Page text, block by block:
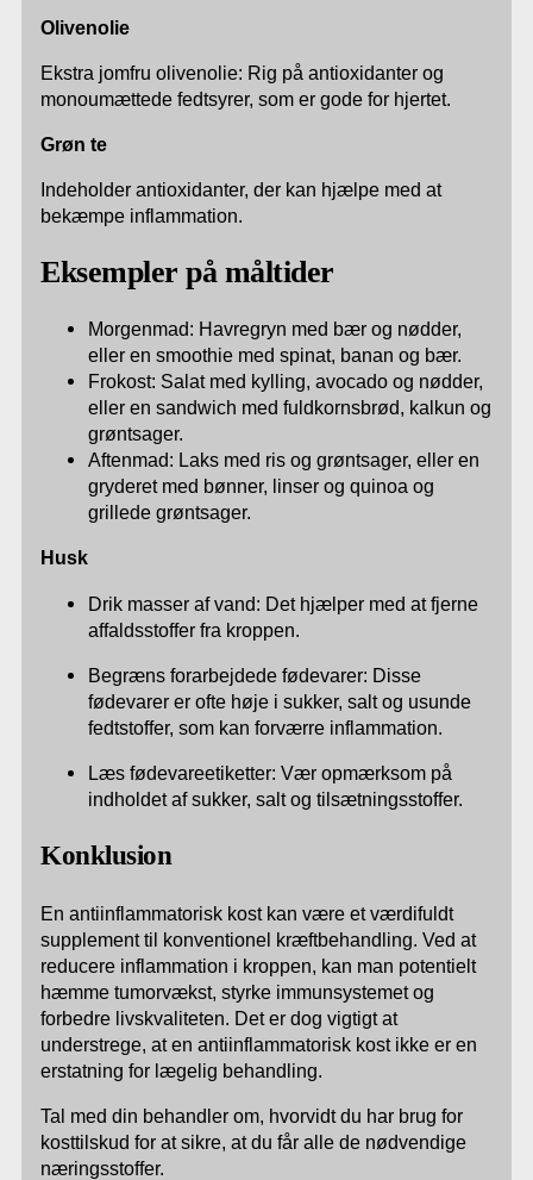
Olivenolie
Ekstra jomfru olivenolie: Rig på antioxidanter og
monoumættede fedtsyrer, som er gode for hjertet.
Grøn te
Indeholder antioxidanter, der kan hjælpe med at
bekæmpe inflammation.
Eksempler på måltider
Morgenmad: Havregryn med bær og nødder,
eller en smoothie med spinat, banan og bær.
Frokost: Salat med kylling, avocado og nødder,
eller en sandwich med fuldkornsbrød, kalkun og
grøntsager.
Aftenmad: Laks med ris og grøntsager, eller en
gryderet med bønner, linser og quinoa og
grillede grøntsager.
Husk
Drik masser af vand: Det hjælper med at fjerne
affaldsstoffer fra kroppen.
Begræns forarbejdede fødevarer: Disse
fødevarer er ofte høje i sukker, salt og usunde
fedtstoffer, som kan forværre inflammation.
Læs fødevareetiketter: Vær opmærksom på
indholdet af sukker, salt og tilsætningsstoffer.
Konklusion
En antiinflammatorisk kost kan være et værdifuldt
supplement til konventionel kræftbehandling. Ved at
reducere inflammation i kroppen, kan man potentielt
hæmme tumorvækst, styrke immunsystemet og
forbedre livskvaliteten. Det er dog vigtigt at
understrege, at en antiinflammatorisk kost ikke er en
erstatning for lægelig behandling.
Tal med din behandler om, hvorvidt du har brug for
kosttilskud for at sikre, at du får alle de nødvendige
næringsstoffer.